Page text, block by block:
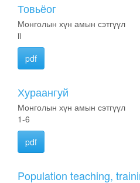
Товьёог
Монголын хүн амын сэтгүүл
ii
pdf
Хураангуй
Монголын хүн амын сэтгүүл
1-6
pdf
Population teaching,